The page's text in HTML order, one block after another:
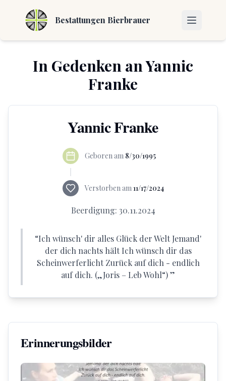
Bestattungen Bierbrauer
In Gedenken anYannic
Franke
Yannic Franke
Geboren am 8/30/1995
Verstorben am11/17/2024
Beerdigung: 30.11.2024
“Ich wünsch' dir alles Glück der Welt Jemand'
der dich nachts hält Ich wünsch dir das
Scheinwerferlicht Zurück auf dich - endlich
auf dich. („Joris – Leb Wohl“)”
Erinnerungsbilder